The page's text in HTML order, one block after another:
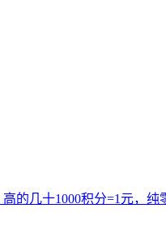
的几十1000积分=1元，